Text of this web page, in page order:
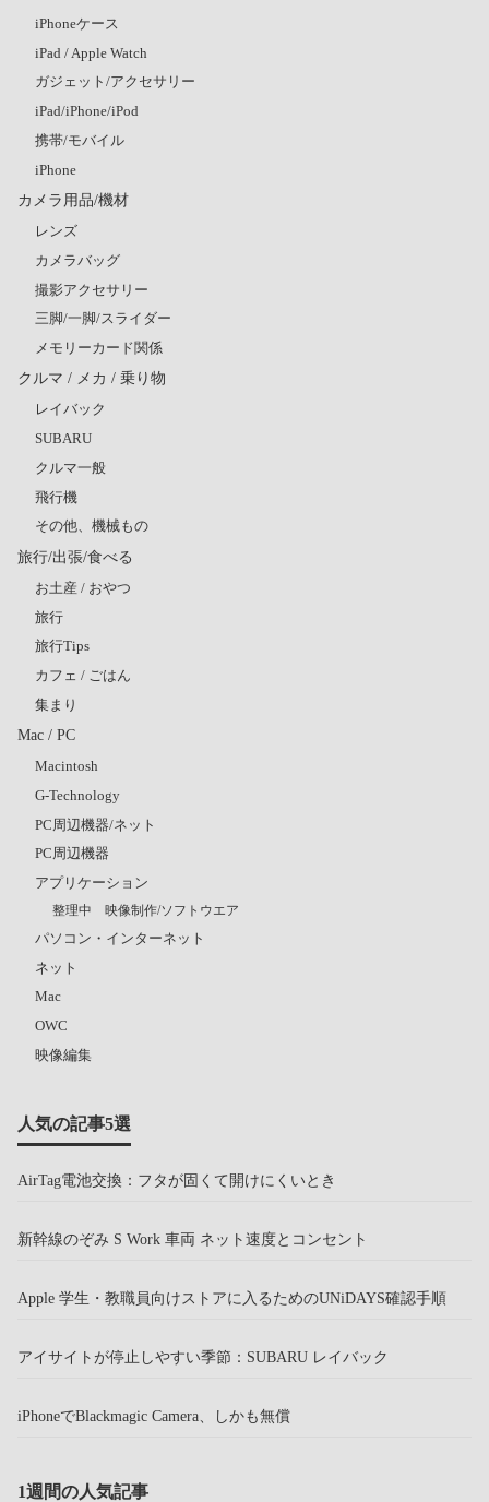
iPhoneケース
iPad / Apple Watch
ガジェット/アクセサリー
iPad/iPhone/iPod
携帯/モバイル
iPhone
カメラ用品/機材
レンズ
カメラバッグ
撮影アクセサリー
三脚/一脚/スライダー
メモリーカード関係
クルマ / メカ / 乗り物
レイバック
SUBARU
クルマ一般
飛行機
その他、機械もの
旅行/出張/食べる
お土産 / おやつ
旅行
旅行Tips
カフェ / ごはん
集まり
Mac / PC
Macintosh
G-Technology
PC周辺機器/ネット
PC周辺機器
アプリケーション
整理中 映像制作/ソフトウエア
パソコン・インターネット
ネット
Mac
OWC
映像編集
人気の記事5選
AirTag電池交換：フタが固くて開けにくいとき
新幹線のぞみ S Work 車両 ネット速度とコンセント
Apple 学生・教職員向けストアに入るためのUNiDAYS確認手順
アイサイトが停止しやすい季節：SUBARU レイバック
iPhoneでBlackmagic Camera、しかも無償
1週間の人気記事